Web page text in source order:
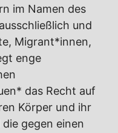
im Namen des
und
Migrant*innen,
enge
das Recht auf
Körper und ihr
gegen einen